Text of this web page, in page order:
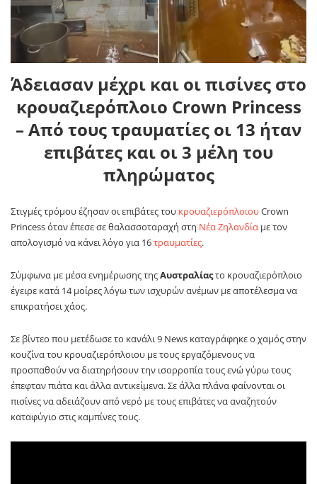
Άδειασαν μέχρι και οι πισίνες στο
κρουαζιερόπλοιο Crown Princess
– Από τους τραυματίες οι 13 ήταν
επιβάτες και οι 3 μέλη του
πληρώματος
Στιγμές τρόμου έζησαν οι επιβάτες του κρουαζιερόπλοιουCrown
Princess όταν έπεσε σε θαλασσοταραχή στη Νέα Ζηλανδία με τον
απολογισμό να κάνει λόγο για 16τραυματίες.
Σύμφωνα με μέσα ενημέρωσης τηςΑυστραλίαςτο κρουαζιερόπλοιο
έγειρε κατά 14 μοίρες λόγω των ισχυρών ανέμων με αποτέλεσμα να
επικρατήσει χάος.
Σε βίντεο που μετέδωσε το κανάλι 9 News καταγράφηκε ο χαμός στην
κουζίνα του κρουαζιερόπλοιου με τους εργαζόμενους να
προσπαθούν να διατηρήσουν την ισορροπία τους ενώ γύρω τους
έπεφταν πιάτα και άλλα αντικείμενα. Σε άλλα πλάνα φαίνονται οι
πισίνες να αδειάζουν από νερό με τους επιβάτες να αναζητούν
καταφύγιο στις καμπίνες τους.